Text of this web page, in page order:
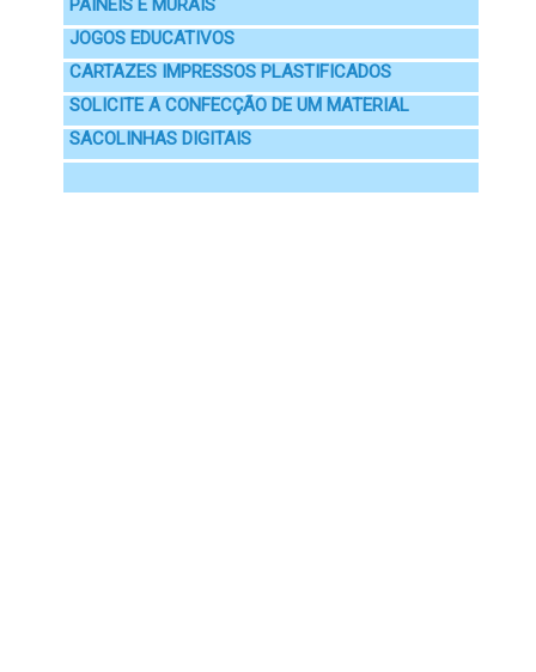
PAINÉIS E MURAIS
JOGOS EDUCATIVOS
CARTAZES IMPRESSOS PLASTIFICADOS
SOLICITE A CONFECÇÃO DE UM MATERIAL
SACOLINHAS DIGITAIS